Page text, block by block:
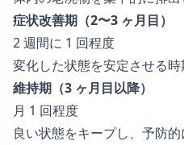
症状改善期（2〜3 ヶ月目）
2 週間に 1 回程度
変化した状態を安定させる時
維持期（3 ヶ月目以降）
月 1 回程度
良い状態をキープし、予防